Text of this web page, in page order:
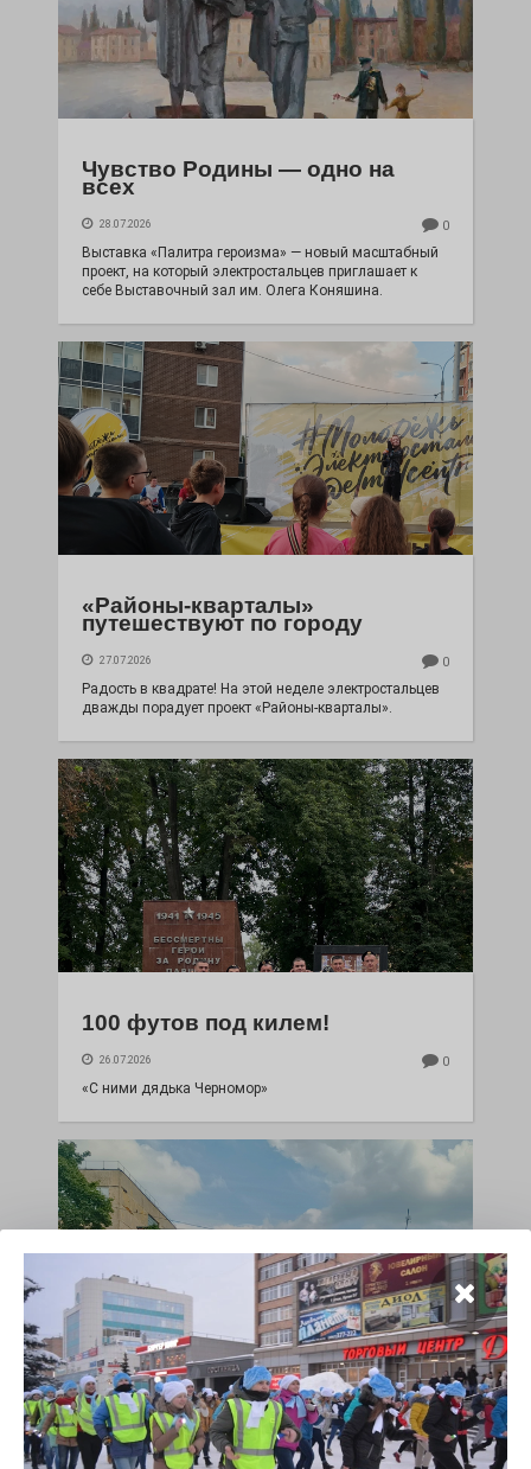
Чувство Родины — одно на
всех
28.07.2026 0
Выставка «Палитра героизма» — новый масштабный
проект, на который электростальцев приглашает к
себе Выставочный зал им. Олега Коняшина.
«Районы-кварталы»
путешествуют по городу
27.07.2026 0
Радость в квадрате! На этой неделе электростальцев
дважды порадует проект «Районы-кварталы».
100 футов под килем!
26.07.2026 0
«С ними дядька Черномор»
Юбилейным курсом
26.07.2026 0